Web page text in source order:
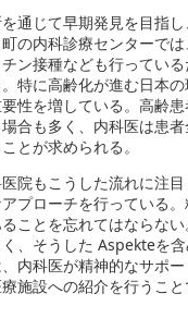
通じて早期発見を目指
の内科診療センターで
ン接種なども行ってい
特に高齢化が進む日本
性を増している。高齢
合も多く、内科医は患
とが求められる。
院もこうした流れに注
プローチを行っている
ことを忘れてはならな
、そうした Aspekteを
内科医が精神的なサポ
施設への紹介を行うこ